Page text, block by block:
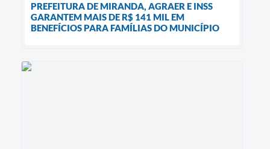
PREFEITURA DE MIRANDA, AGRAER E INSS
GARANTEM MAIS DE R$ 141 MIL EM
BENEFÍCIOS PARA FAMÍLIAS DO MUNICÍPIO